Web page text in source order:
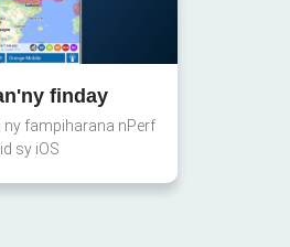
finday
fampiharana nPerf
sy iOS